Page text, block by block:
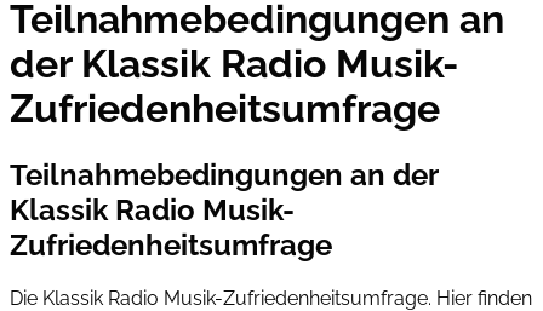
Teilnahmebedingungen an
der Klassik Radio Musik-
Zufriedenheitsumfrage
Teilnahmebedingungen an der
Klassik Radio Musik-
Zufriedenheitsumfrage
Die Klassik Radio Musik-Zufriedenheitsumfrage. Hier finden